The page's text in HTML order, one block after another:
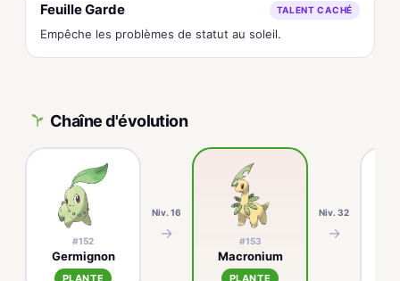
Feuille Garde TALENT CACHÉ
Empêche les problèmes de statut au soleil.
Chaîne d'évolution
#152
Germignon
PLANTE
Niv. 16
→ #153
Macronium
PLANTE
Niv. 32
→